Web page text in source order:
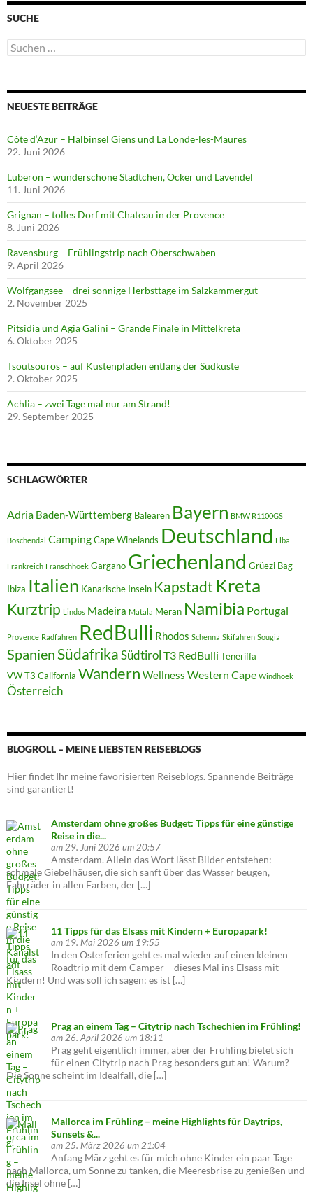
SUCHE
Suchen
nach:
NEUESTE BEITRÄGE
Côte d‘Azur – Halbinsel Giens und La Londe-les-Maures
22. Juni 2026
Luberon – wunderschöne Städtchen, Ocker und Lavendel
11. Juni 2026
Grignan – tolles Dorf mit Chateau in der Provence
8. Juni 2026
Ravensburg – Frühlingstrip nach Oberschwaben
9. April 2026
Wolfgangsee – drei sonnige Herbsttage im Salzkammergut
2. November 2025
Pitsidia und Agia Galini – Grande Finale in Mittelkreta
6. Oktober 2025
Tsoutsouros – auf Küstenpfaden entlang der Südküste
2. Oktober 2025
Achlia – zwei Tage mal nur am Strand!
29. September 2025
SCHLAGWÖRTER
Adria Baden-Württemberg Balearen Bayern BMW R1100GS
Boschendal CampingCape Winelands Deutschland Elba
Frankreich Franschhoek Gargano Griechenland Grüezi Bag
Ibiza Italien Kanarische Inseln Kapstadt Kreta
Kurztrip Lindos Madeira Matala Meran Namibia Portugal
Provence Radfahren RedBulli Rhodos Schenna Skifahren Sougia
SpanienSüdafrikaSüdtirol T3 RedBulli Teneriffa
VW T3 California Wandern Wellness Western Cape Windhoek
Österreich
BLOGROLL – MEINE LIEBSTEN REISEBLOGS
Hier findet Ihr meine favorisierten Reiseblogs. Spannende Beiträge
sind garantiert!
Amsterdam ohne großes Budget: Tipps für eine günstige
Reise in die...
am 29. Juni 2026 um 20:57
Amsterdam. Allein das Wort lässt Bilder entstehen:
schmale Giebelhäuser, die sich sanft über das Wasser beugen,
Fahrräder in allen Farben, der […]
11 Tipps für das Elsass mit Kindern + Europapark!
am 19. Mai 2026 um 19:55
In den Osterferien geht es mal wieder auf einen kleinen
Roadtrip mit dem Camper – dieses Mal ins Elsass mit
Kindern! Und was soll ich sagen: es ist […]
Prag an einem Tag – Citytrip nach Tschechien im Frühling!
am 26. April 2026 um 18:11
Prag geht eigentlich immer, aber der Frühling bietet sich
für einen Citytrip nach Prag besonders gut an! Warum?
Die Sonne scheint im Idealfall, die […]
Mallorca im Frühling – meine Highlights für Daytrips,
Sunsets &...
am 25. März 2026 um 21:04
Anfang März geht es für mich ohne Kinder ein paar Tage
nach Mallorca, um Sonne zu tanken, die Meeresbrise zu genießen und
die Insel ohne […]